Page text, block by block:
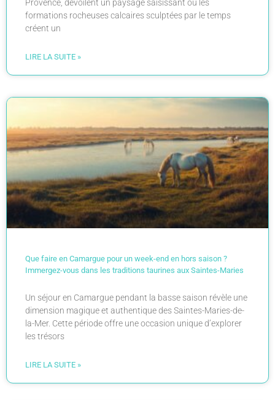
Provence, dévoilent un paysage saisissant où les
formations rocheuses calcaires sculptées par le temps
créent un
LIRE LA SUITE »
Que faire en Camargue pour un week-end en hors saison ?
Immergez-vous dans les traditions taurines aux Saintes-Maries
Un séjour en Camargue pendant la basse saison révèle une
dimension magique et authentique des Saintes-Maries-de-
la-Mer. Cette période offre une occasion unique d’explorer
les trésors
LIRE LA SUITE »